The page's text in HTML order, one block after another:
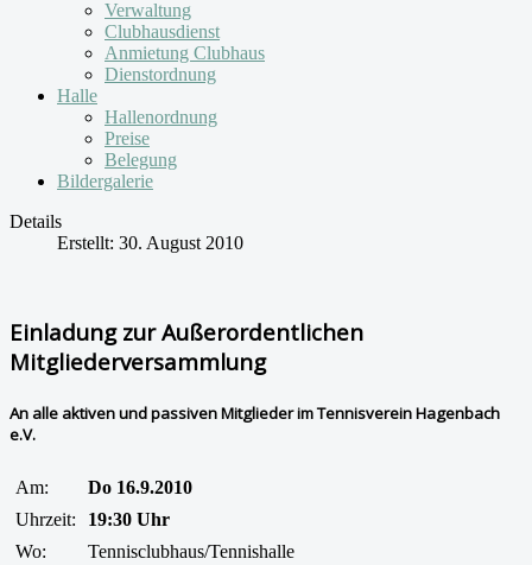
Verwaltung
Clubhausdienst
Anmietung Clubhaus
Dienstordnung
Halle
Hallenordnung
Preise
Belegung
Bildergalerie
Details
Erstellt: 30. August 2010
Einladung zur Außerordentlichen
Mitgliederversammlung
An alle aktiven und passiven Mitglieder im Tennisverein Hagenbach
e.V.
Am:
Do 16.9.2010
Uhrzeit:
19:30 Uhr
Wo:
Tennisclubhaus/Tennishalle